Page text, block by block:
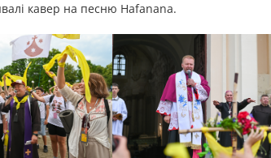
кавер на песню Hafanana.